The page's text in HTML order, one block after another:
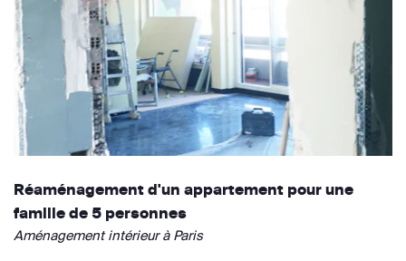
Réaménagement d'un appartement pour une
famille de 5 personnes
Aménagement intérieur à Paris